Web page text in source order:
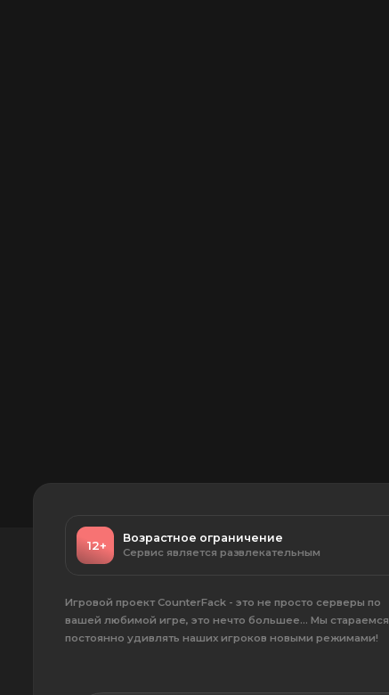
12+
Возрастное ограничение
Сервис является развлекательным
Игровой проект CounterFack - это не просто серверы по
вашей любимой игре, это нечто большее... Мы стараемся
постоянно удивлять наших игроков новыми режимами!